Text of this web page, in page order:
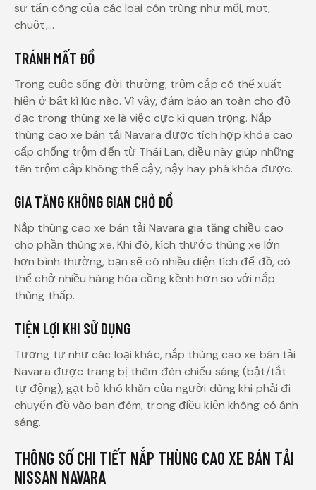
sự tấn công của các loại côn trùng như mối, mọt,
chuột,…
TRÁNH MẤT ĐỒ
Trong cuộc sống đời thường, trộm cắp có thể xuất
hiện ở bất kì lúc nào. Vì vậy, đảm bảo an toàn cho đồ
đạc trong thùng xe là việc cực kì quan trọng. Nắp
thùng cao xe bán tải Navara được tích hợp khóa cao
cấp chống trộm đến từ Thái Lan, điều này giúp những
tên trộm cắp không thể cậy, nậy hay phá khóa được.
GIA TĂNG KHÔNG GIAN CHỞ ĐỒ
Nắp thùng cao xe bán tải Navara gia tăng chiều cao
cho phần thùng xe. Khi đó, kích thước thùng xe lớn
hơn bình thường, bạn sẽ có nhiều diện tích để đồ, có
thể chở nhiều hàng hóa cồng kềnh hơn so với nắp
thùng thấp.
TIỆN LỢI KHI SỬ DỤNG
Tương tự như các loại khác, nắp thùng cao xe bán tải
Navara được trang bị thêm đèn chiếu sáng (bật/tắt
tự động), gạt bỏ khó khăn của người dùng khi phải đi
chuyển đồ vào ban đêm, trong điều kiện không có ánh
sáng.
THÔNG SỐ CHI TIẾT NẮP THÙNG CAO XE BÁN TẢI
NISSAN NAVARA